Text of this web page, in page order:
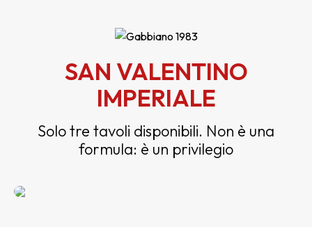
SAN VALENTINO
IMPERIALE
Solo tre tavoli disponibili. Non è una
formula: è un privilegio